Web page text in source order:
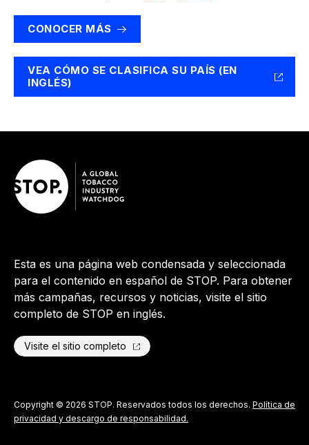
CONOCER MÁS
VEA CÓMO SE CLASIFICA SU PAÍS (EN
INGLÉS)
Esta es una página web condensada y seleccionada
para el contenido en español de STOP. Para obtener
más campañas, recursos y noticias, visite el sitio
completo de STOP en inglés.
Visite el sitio completo
Copyright © 2026 STOP. Reservados todos los derechos. Política de
privacidad y descargo de responsabilidad.